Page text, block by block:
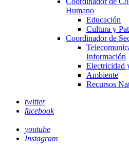
Humano
Educación
Cultura y
Coordinador de
Información
Electricidad
Ambiente
Recursos
twitter
facebook
youtube
Instagram